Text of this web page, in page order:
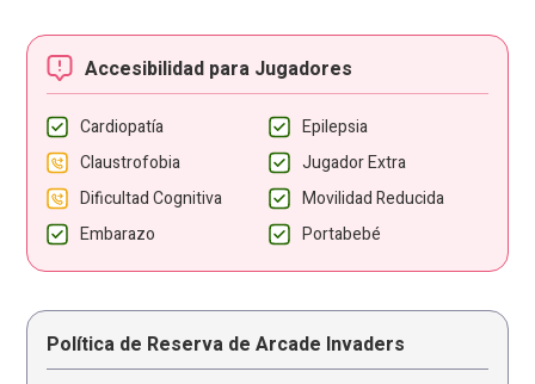
Accesibilidad para Jugadores
Cardiopatía
Epilepsia
Claustrofobia
Jugador Extra
Dificultad Cognitiva
Movilidad Reducida
Embarazo
Portabebé
Política de Reserva de Arcade Invaders